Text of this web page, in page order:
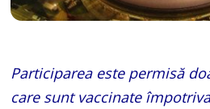
Participarea este permisă
care sunt vaccinate